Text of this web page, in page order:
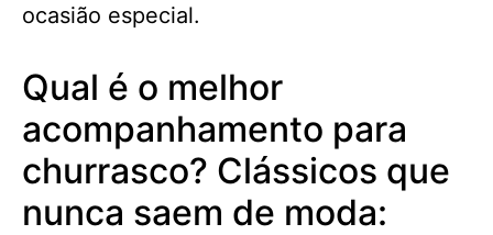
ocasião especial.
Qual é o melhor
acompanhamento para
churrasco? Clássicos que
nunca saem de moda: